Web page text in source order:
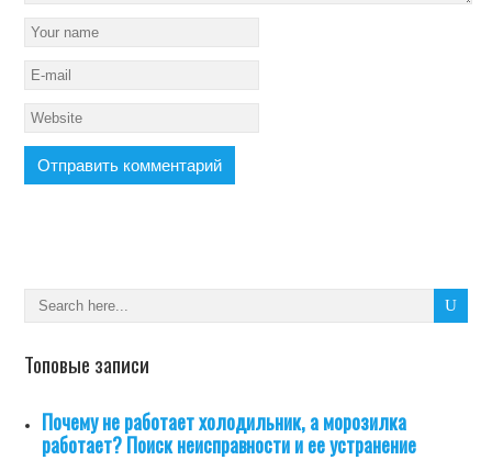
Топовые записи
Почему не работает холодильник, а морозилка
работает? Поиск неисправности и ее устранение